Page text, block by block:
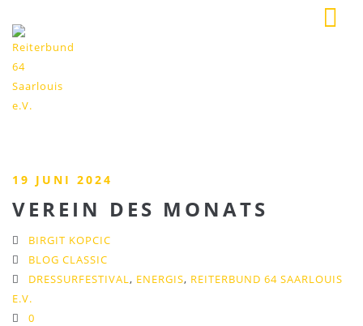
19 JUNI 2024
VEREIN DES MONATS
BIRGIT KOPCIC
BLOG CLASSIC
DRESSURFESTIVAL, ENERGIS, REITERBUND 64 SAARLOUIS
E.V.
0